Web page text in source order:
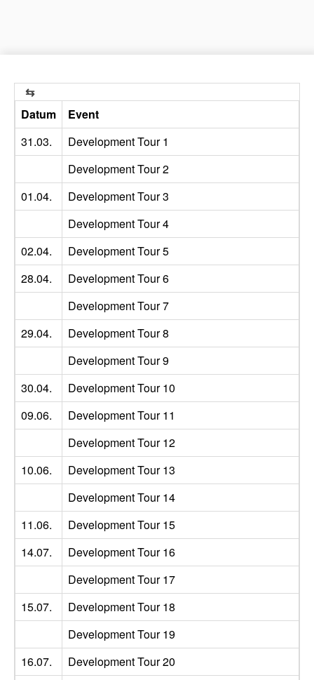
Datum Event
31.03.
Development Tour 1
Development Tour 2
01.04.
Development Tour 3
Development Tour 4
02.04.
Development Tour 5
28.04.
Development Tour 6
Development Tour 7
29.04.
Development Tour 8
Development Tour 9
30.04.
Development Tour 10
09.06.
Development Tour 11
Development Tour 12
10.06.
Development Tour 13
Development Tour 14
11.06.
Development Tour 15
14.07.
Development Tour 16
Development Tour 17
15.07.
Development Tour 18
Development Tour 19
16.07.
Development Tour 20